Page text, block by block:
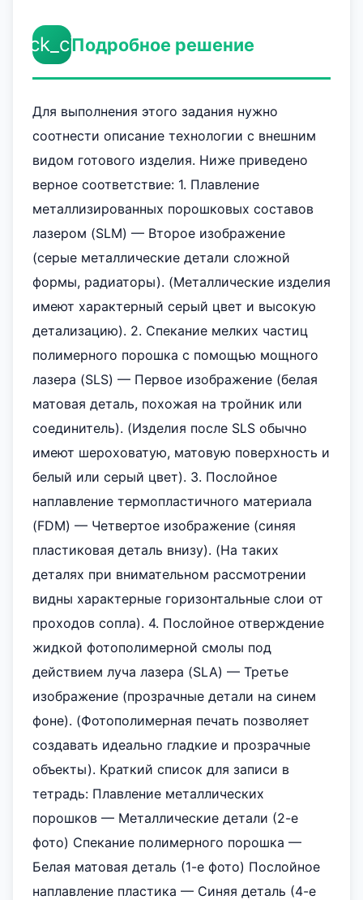
Подробное решение
Для выполнения этого задания нужно
соотнести описание технологии с внешним
видом готового изделия. Ниже приведено
верное соответствие: 1. Плавление
металлизированных порошковых составов
лазером (SLM) — Второе изображение
(серые металлические детали сложной
формы, радиаторы). (Металлические изделия
имеют характерный серый цвет и высокую
детализацию). 2. Спекание мелких частиц
полимерного порошка с помощью мощного
лазера (SLS) — Первое изображение (белая
матовая деталь, похожая на тройник или
соединитель). (Изделия после SLS обычно
имеют шероховатую, матовую поверхность и
белый или серый цвет). 3. Послойное
наплавление термопластичного материала
(FDM) — Четвертое изображение (синяя
пластиковая деталь внизу). (На таких
деталях при внимательном рассмотрении
видны характерные горизонтальные слои от
проходов сопла). 4. Послойное отверждение
жидкой фотополимерной смолы под
действием луча лазера (SLA) — Третье
изображение (прозрачные детали на синем
фоне). (Фотополимерная печать позволяет
создавать идеально гладкие и прозрачные
объекты). Краткий список для записи в
тетрадь: Плавление металлических
порошков — Металлические детали (2-е
фото) Спекание полимерного порошка —
Белая матовая деталь (1-е фото) Послойное
наплавление пластика — Синяя деталь (4-е